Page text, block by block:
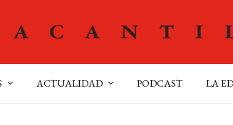
ACTUALIDAD PODCAST LA